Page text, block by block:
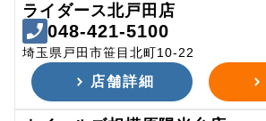
ライダース北戸田店
048-421-5100
埼玉県戸田市笹目北町10-22
店舗詳細